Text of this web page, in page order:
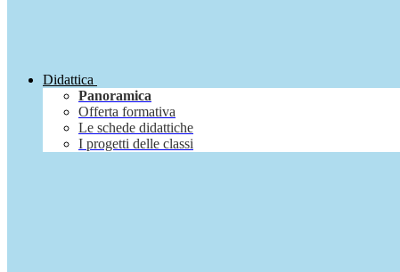
Didattica
Panoramica
Offerta formativa
Le schede didattiche
I progetti delle classi